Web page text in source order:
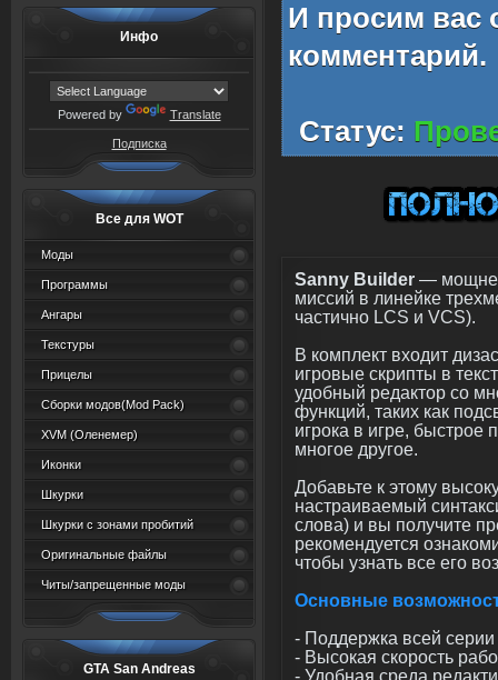
Инфо
Powered by Translate
Подписка
Все для WOT
Моды
Программы
Ангары
Текстуры
Прицелы
Сборки модов(Mod Pack)
XVM (Oленемер)
Иконки
Шкурки
Шкурки с зонами пробитий
Оригинальные файлы
Читы/запрещенные моды
GTA San Andreas
И просим вас
комментарий.
Статус:
Sanny Builder —
миссий в линейке
частично LCS и VCS).
В комплект входит
игровые скрипты в
удобный редактор со
функций, таких как
игрока в игре, быстрое
многое другое.
Добавьте к этому
настраиваемый
слова) и вы получите
рекомендуется
чтобы узнать все его
Основные
- Поддержка всей
- Высокая скорость
- Удобная среда